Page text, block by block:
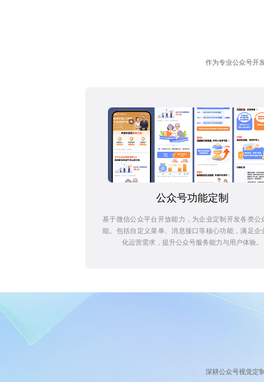
作为专业公众号开
公众号功能定制
基于微信公众平台开放能力，为企业定制开发各类公
能。包括自定义菜单、消息接口等核心功能，满足企
化运营需求，提升公众号服务能力与用户体验。
深耕公众号视觉定